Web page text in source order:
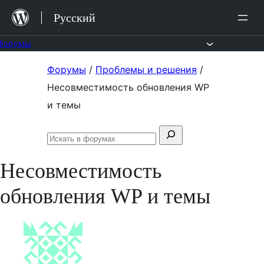
Перейти
содержимому
Русский
содержимому
Форумы / Проблемы и решения /
Несовместимость обновления WP
и темы
Поиск:
Искать
Несовместимость
обновления WP и темы